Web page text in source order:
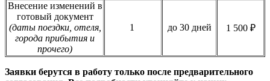
Внесение изменений в
готовый документ
(даты поездки, отеля,
города прибытия и
прочего)
1 до 30 дней 1 500 ₽
Заявки берутся в работу только после предварительного